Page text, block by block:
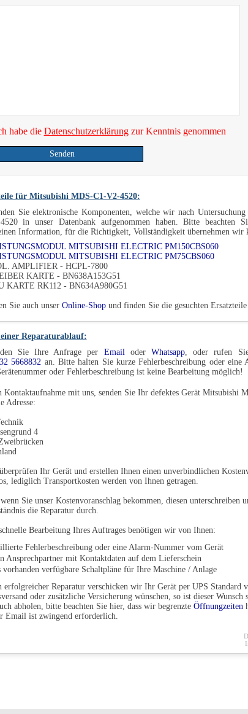
habe die Datenschutzerklärungzur Kenntnis genommen
Senden
für Mitsubishi MDS-C1-V2-4520:
Sie elektronische Komponenten, welche wir nach
in unser Datenbank aufgenommen haben. Bitte beachten
Information, für die Richtigkeit, Vollständigkeit übernehmen wir
MITSUBISHI ELECTRIC PM150CBS060
MITSUBISHI ELECTRIC PM75CBS060
AMPLIFIER - HCPL-7800
KARTE - BN638A153G51
KARTE RK112 - BN634A980G51
Sie auch unser Online-Shopund finden Sie die gesuchten
Reparaturablauf:
Sie Ihre Anfrage per Email oder Whatsapp , oder rufen
5668832 an. Bitte halten Sie kurze Fehlerbeschreibung oder eine
oder Fehlerbeschreibung ist keine Bearbeitung möglich!
Kontaktaufnahme mit uns, senden Sie Ihr defektes Gerät Mitsubishi
Adresse:
4
Ihr Gerät und erstellen Ihnen einen unverbindlichen
lediglich Transportkosten werden von Ihnen getragen.
Sie unser Kostenvoranschlag bekommen, diesen
die Reparatur durch.
Bearbeitung Ihres Auftrages benötigen wir von Ihnen:
Fehlerbeschreibung oder eine Alarm-Nummer vom Gerät
Ansprechpartner mit Kontaktdaten auf dem Lieferschein
vorhanden verfügbare Schaltpläne für Ihre Maschine / Anlage
erfolgreicher Reparatur verschicken wir Ihr Gerät per UPS Standard
oder zusätzliche Versicherung wünschen, so ist dieser
abholen, bitte beachten Sie hier, dass wir begrenzte Öffnungzeiten
Email ist zwingend erforderlich.